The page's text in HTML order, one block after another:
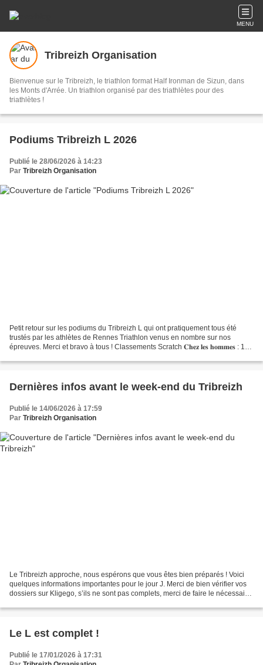
MENU
Tribreizh Organisation
Bienvenue sur le Tribreizh, le triathlon format Half Ironman de Sizun, dans
les Monts d'Arrée. Un triathlon organisé par des triathlètes pour des
triathlètes !
Podiums Tribreizh L 2026
Publié le 28/06/2026 à 14:23
Par Tribreizh Organisation
Petit retour sur les podiums du Tribreizh L qui ont pratiquement tous été
trustés par les athlètes de Rennes Triathlon venus en nombre sur nos
épreuves. Merci et bravo à tous ! Classements Scratch 𝐂𝐡𝐞𝐳 𝐥𝐞𝐬 𝐡𝐨𝐦𝐦𝐞𝐬 : 1er
Dernières infos avant le week-end du Tribreizh
Publié le 14/06/2026 à 17:59
Par Tribreizh Organisation
Le Tribreizh approche, nous espérons que vous êtes bien préparés ! Voici
quelques informations importantes pour le jour J. Merci de bien vérifier vos
dossiers sur Kligego, s’ils ne sont pas complets, merci de faire le nécessaire.
Le L est complet !
Publié le 17/01/2026 à 17:31